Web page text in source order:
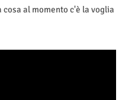
al momento c'è la voglia